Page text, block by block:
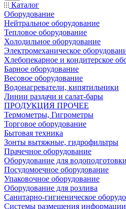
Каталог
Оборудование
Нейтральное оборудование
Тепловое оборудование
Холодильное оборудование
Электромеханическое
Хлебопекарное и кондитерское
Барное оборудование
Весовое оборудование
Водонагреватели, кипятильники
Линии раздачи и салат-бары
ПРОДУКЦИЯ ПРОЧЕЕ
Термометры, Гигрометры
Торговое оборудование
Бытовая техника
Зонты вытяжные, гидрофильтры
Прачечное оборудование
Оборудование для водоподготовки
Посудомоечное оборудование
Упаковочное оборудование
Оборудование для розлива
Санитарно-гигиеническое
Системы размещения информации